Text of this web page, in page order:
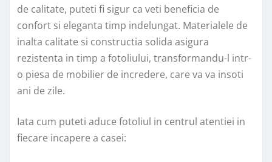
de calitate, puteti fi sigur ca veti beneficia de
confort si eleganta timp indelungat. Materialele de
inalta calitate si constructia solida asigura
rezistenta in timp a fotoliului, transformandu-l intr-
o piesa de mobilier de incredere, care va va insoti
ani de zile.
Iata cum puteti aduce fotoliul in centrul atentiei in
fiecare incapere a casei: